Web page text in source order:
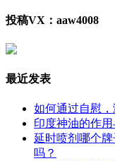
投稿VX：aaw4008
最近发表
如何通过自慰
印度神油的作
延时喷剂哪个
吗？